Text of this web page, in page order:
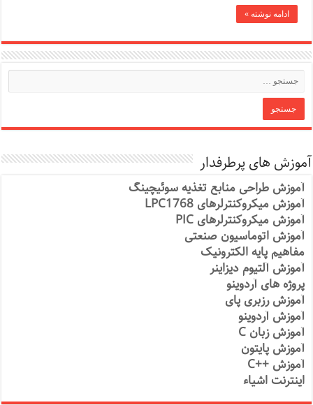
ادامه نوشته »
آموزش های پرطرفدار
آموزش طراحی منابع تغذیه سوئیچینگ
آموزش میکروکنترلرهای LPC1768
آموزش میکروکنترلرهای PIC
آموزش اتوماسیون صنعتی
مفاهیم پایه الکترونیک
آموزش آلتیوم دیزاینر
پروژه های آردوینو
آموزش رزبری پای
آموزش آردوینو
آموزش زبان C
آموزش پایتون
آموزش ++C
اینترنت اشیاء